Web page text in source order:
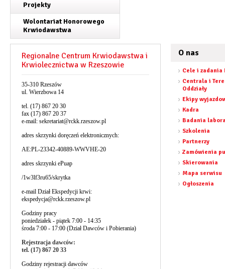
Projekty
Wolontariat Honorowego
Krwiodawstwa
Regionalne Centrum Krwiodawstwa i
Krwiolecznictwa w Rzeszowie
35-310 Rzeszów
ul. Wierzbowa 14
tel. (17) 867 20 30
fax (17) 867 20 37
e-mail: sekretariat@rckk.rzeszow.pl
adres skrzynki doręczeń elektronicznych:
AE:PL-23342-40889-WWVHE-20
adres skrzynki ePuap
/1w3lf3ru65/skrytka
e-mail Dział Ekspedycji krwi:
ekspedycja@rckk.rzeszow.pl
Godziny pracy
poniedziałek - piątek 7:00 - 14:35
środa 7:00 - 17:00 (Dział Dawców i Pobierania)
Rejestracja dawców:
tel. (17) 867 20 33
Godziny rejestracji dawców
O nas
Cele i zadania
Centrala i
Oddziały
Ekipy
Kadra
Badania
Szkolenia
Partnerzy
Zamówienia
Skierowania
Mapa serwisu
Ogłoszenia